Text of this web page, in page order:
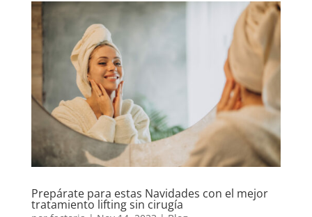
Prepárate para estas Navidades con el mejor
tratamiento lifting sin cirugía